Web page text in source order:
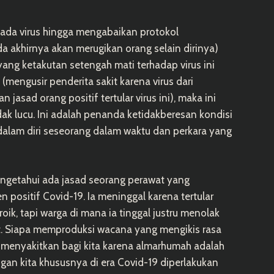
virus hingga mengabaikan protokol
akhirnya akan merugikan orang selain dirinya)
ketakutan setengah mati terhadap virus ini
penderita sakit karena virus dari
jasad orang positif tertular virus ini), maka ini
lucu. Ini adalah penanda ketidakberesan kondisi
diri seseorang dalam waktu dan perkara yang
ada jasad seorang perawat yang
positif Covid-19. Ia meninggal karena tertular
tapi warga di mana ia tinggal justru menolak
memproduksi wacana yang mengikis rasa
bagi kita karena almarhumah adalah
kita khususnya di era Covid-19 diperlakukan